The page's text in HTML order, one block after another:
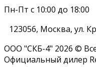
Пн-Пт с 10:00 до 18:00
123056, Москва, ул.
ООО "СКБ-4" 2026 ©
Официальный дилер